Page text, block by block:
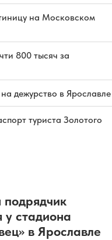
на Московском
800 тысяч за
дежурство в Ярославле
туриста Золотого
у стадиона
в Ярославле